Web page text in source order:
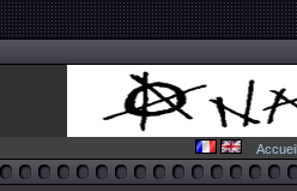
Accueil